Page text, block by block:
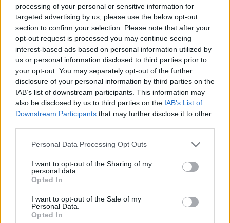
processing of your personal or sensitive information for
targeted advertising by us, please use the below opt-out
section to confirm your selection. Please note that after your
opt-out request is processed you may continue seeing
interest-based ads based on personal information utilized by
us or personal information disclosed to third parties prior to
your opt-out. You may separately opt-out of the further
disclosure of your personal information by third parties on the
IAB’s list of downstream participants. This information may
also be disclosed by us to third parties on the IAB’s List of
Downstream Participants that may further disclose it to other
Please note that this website/app uses one or more Google
not limited to your visit or usage behaviour. You may click to
grant or deny consent to Google and its third-party tags to
use your data for below specified purposes in below Google
consent section.
Personal Data Processing Opt Outs
I want to opt-out of the Sharing of my
personal data.
Opted In
I want to opt-out of the Sale of my
Personal Data.
Opted In
Continua a leggere
GUIDE SHOPPING